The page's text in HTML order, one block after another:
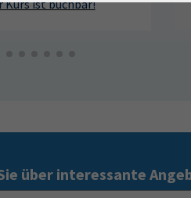
über interessante